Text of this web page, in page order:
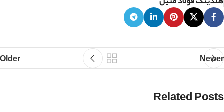
Newer
Older
Related Posts